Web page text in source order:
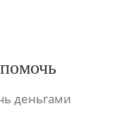
деньгами